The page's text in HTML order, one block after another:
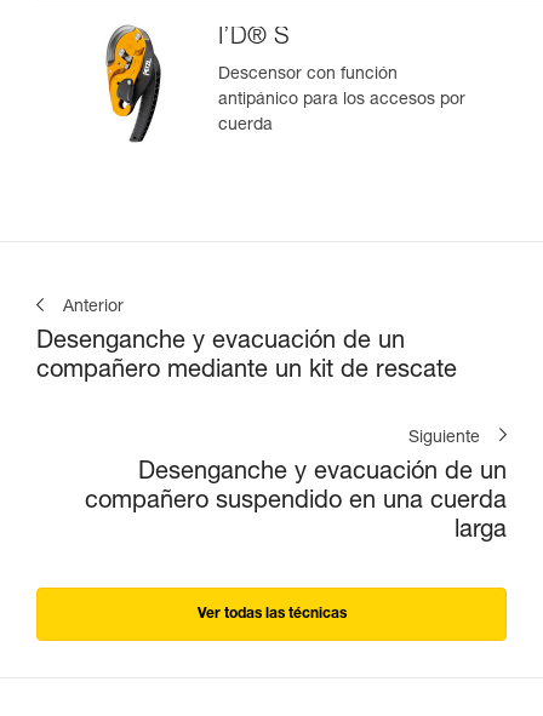
I’D® S
Descensor con función
antipánico para los accesos por
cuerda
Anterior
Desenganche y evacuación de un
compañero mediante un kit de rescate
Siguiente
Desenganche y evacuación de un
compañero suspendido en una cuerda
larga
Ver todas las técnicas